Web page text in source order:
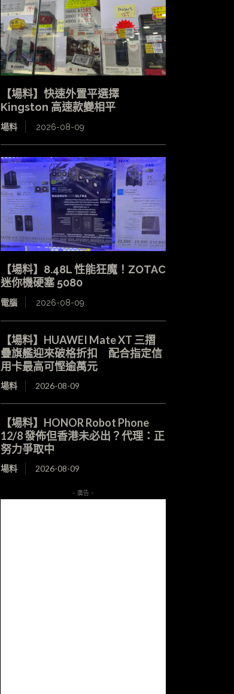
【場料】快速外置平選擇
Kingston 高速款變相平
場料 2026-08-09
【場料】8.48L 性能狂魔！ZOTAC
迷你機硬塞 5080
電腦 2026-08-09
【場料】HUAWEI Mate XT 三摺
疊旗艦迎來破格折扣 配合指定信
用卡最高可慳逾萬元
場料 2026-08-09
【場料】HONOR Robot Phone
12/8 發佈但香港未必出？代理：正
努力爭取中
場料 2026-08-09
- 廣告 -